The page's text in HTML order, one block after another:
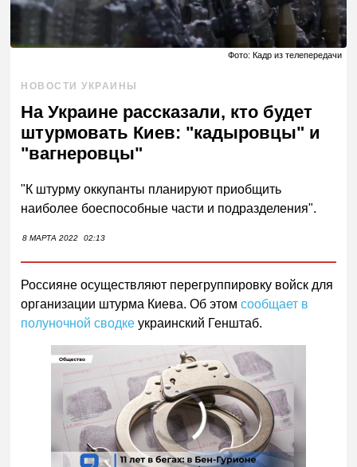
Фото: Кадр из телепередачи
НОВОСТИ УКРАИНЫ
На Украине рассказали, кто будет
штурмовать Киев: "кадыровцы" и
"вагнеровцы"
"К штурму оккупанты планируют приобщить
наиболее боеспособные части и подразделения".
8 МАРТА 2022 02:13
Россияне осуществляют перегруппировку войск для
организации штурма Киева. Об этомсообщает в
полуночной сводке украинский Генштаб.